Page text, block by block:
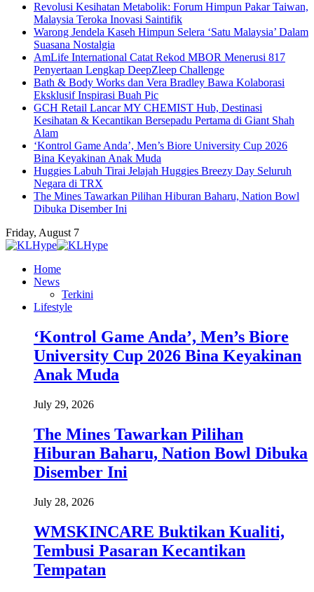
Revolusi Kesihatan Metabolik: Forum Himpun Pakar Taiwan,
Malaysia Teroka Inovasi Saintifik
Warong Jendela Kaseh Himpun Selera ‘Satu Malaysia’ Dalam
Suasana Nostalgia
AmLife International Catat Rekod MBOR Menerusi 817
Penyertaan Lengkap DeepZleep Challenge
Bath & Body Works dan Vera Bradley Bawa Kolaborasi
Eksklusif Inspirasi Buah Pic
GCH Retail Lancar MY CHEMIST Hub, Destinasi
Kesihatan & Kecantikan Bersepadu Pertama di Giant Shah
Alam
‘Kontrol Game Anda’, Men’s Biore University Cup 2026
Bina Keyakinan Anak Muda
Huggies Labuh Tirai Jelajah Huggies Breezy Day Seluruh
Negara di TRX
The Mines Tawarkan Pilihan Hiburan Baharu, Nation Bowl
Dibuka Disember Ini
Friday, August 7
Home
News
Terkini
Lifestyle
‘Kontrol Game Anda’, Men’s Biore
University Cup 2026 Bina Keyakinan
Anak Muda
July 29, 2026
The Mines Tawarkan Pilihan
Hiburan Baharu, Nation Bowl Dibuka
Disember Ini
July 28, 2026
WMSKINCARE Buktikan Kualiti,
Tembusi Pasaran Kecantikan
Tempatan